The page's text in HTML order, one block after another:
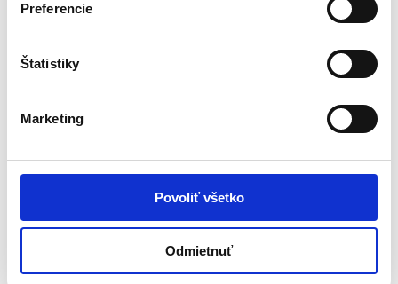
Preferencie
Štatistiky
Marketing
Povoliť všetko
Odmietnuť
Umelá diamantová borovica
Materiál: PVC fólia, drevo, plast
★★★